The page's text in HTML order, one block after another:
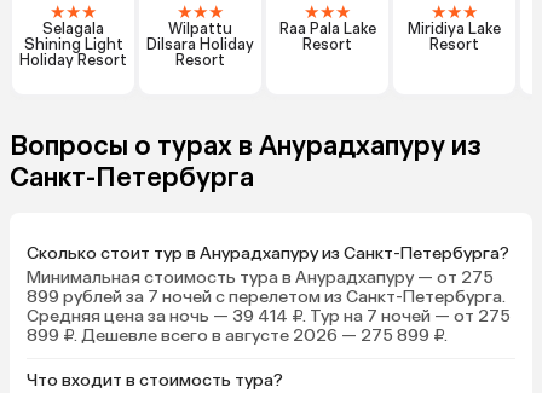
★★★
Selagala
Shining Light
Holiday Resort
★★★
Wilpattu
Dilsara Holiday
Resort
★★★
Raa Pala Lake
Resort
★★★
Miridiya Lake
Resort
Вопросы о турах в Анурадхапуру из
Санкт-Петербурга
Сколько стоит тур в Анурадхапуру из Санкт-Петербурга?
Минимальная стоимость тура в Анурадхапуру — от 275
899 рублей за 7 ночей с перелетом из Санкт-Петербурга.
Средняя цена за ночь — 39 414 ₽. Тур на 7 ночей — от 275
899 ₽. Дешевле всего в августе 2026 — 275 899 ₽.
Что входит в стоимость тура?